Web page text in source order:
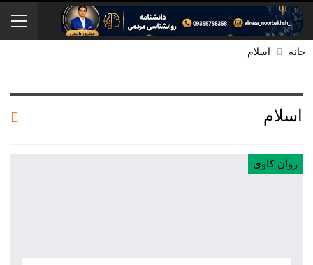
خانه اسلام
اسلام
روان کاوی